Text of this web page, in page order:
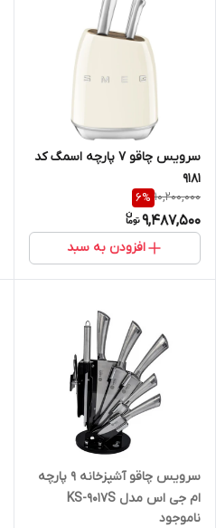
سرویس چاقو 7 پارچه اسمگ کد
9181
10,200,000
6%
9,487,500
افزودن به سبد
سرویس چاقو آشپزخانه 9 پارچه
ام جی اس مدل KS-9017S
ناموجود